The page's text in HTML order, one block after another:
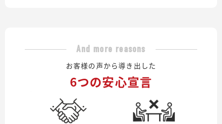
And more reasons
お客様の声から導き出した
6つの安心宣言